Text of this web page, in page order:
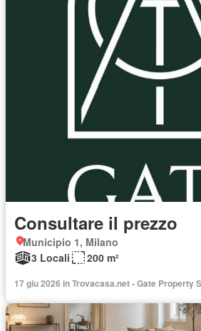
Consultare il prezzo
Municipio 1, Milano
3 Locali
200 m²
17 giu 2026 in Trovacasa.net - Gate Property